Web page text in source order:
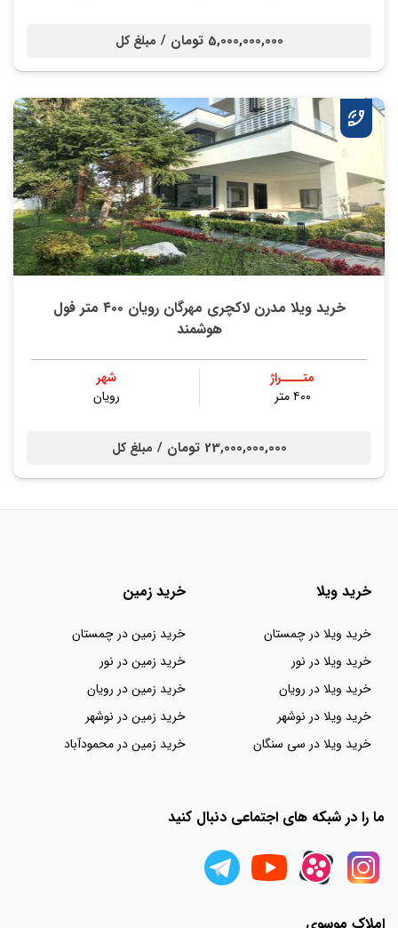
5,000,000,000 تومان / مبلغ کل
خرید ویلا مدرن لاکچری مهرگان رویان ۴۰۰ متر فول
هوشمند
متــــراژ
۴۰۰ متر
شهر
رویان
23,000,000,000 تومان / مبلغ کل
خرید ویلا
خرید ویلا در چمستان
خرید ویلا در نور
خرید ویلا در رویان
خرید ویلا در نوشهر
خرید ویلا در سی سنگان
خرید زمین
خرید زمین در چمستان
خرید زمین در نور
خرید زمین در رویان
خرید زمین در نوشهر
خرید زمین در محمودآباد
ما را در شبکه های اجتماعی دنبال کنید